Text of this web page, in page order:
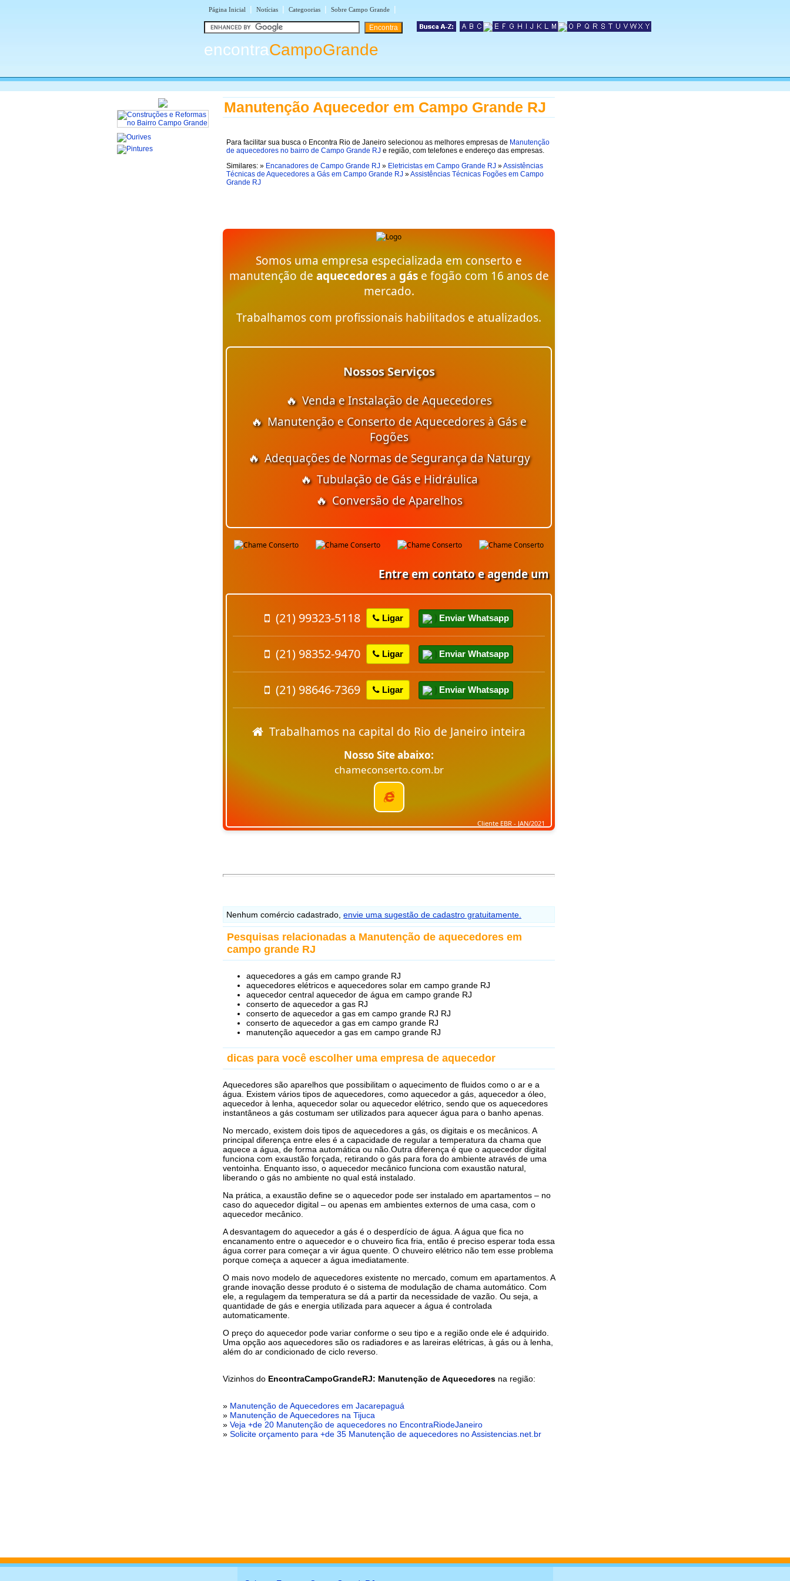
Página Inicial | Notícias | Categoorias | Sobre Campo Grande |
encontraCampoGrande
Manutenção Aquecedor em Campo Grande RJ
Para facilitar sua busca o Encontra Rio de Janeiro selecionou as melhores empresas de Manutenção
de aquecedores no bairro de Campo Grande RJ e região, com telefones e endereço das empresas.
Similares: » Encanadores de Campo Grande RJ » Eletricistas em Campo Grande RJ »Assistências
Técnicas de Aquecedores a Gás em Campo Grande RJ »Assistências Técnicas Fogões em Campo
Grande RJ
Somos uma empresa especializada em conserto e
manutenção de aquecedoresa gáse fogão com 16 anos de
mercado.
Trabalhamos com profissionais habilitados e atualizados.
Nossos Serviços
Venda e Instalação de Aquecedores
Manutenção e Conserto de Aquecedores à Gás e
Fogões
Adequações de Normas de Segurança da Naturgy
Tubulação de Gás e Hidráulica
Conversão de Aparelhos
Entre em contato e agende um orçamento!
(21) 99323-5118 Ligar Enviar Whatsapp
(21) 98352-9470 Ligar Enviar Whatsapp
(21) 98646-7369 Ligar Enviar Whatsapp
Trabalhamos na capital do Rio de Janeiro inteira
Nosso Site abaixo:
chameconserto.com.br
Cliente EBR - JAN/2021
Nenhum comércio cadastrado, envie uma sugestão de cadastro gratuitamente.
Pesquisas relacionadas a Manutenção de aquecedores em
campo grande RJ
aquecedores a gás em campo grande RJ
aquecedores elétricos e aquecedores solar em campo grande RJ
aquecedor central aquecedor de água em campo grande RJ
conserto de aquecedor a gas RJ
conserto de aquecedor a gas em campo grande RJ RJ
conserto de aquecedor a gas em campo grande RJ
manutenção aquecedor a gas em campo grande RJ
dicas para você escolher uma empresa de aquecedor
Aquecedores são aparelhos que possibilitam o aquecimento de fluidos como o ar e a
água. Existem vários tipos de aquecedores, como aquecedor a gás, aquecedor a óleo,
aquecedor à lenha, aquecedor solar ou aquecedor elétrico, sendo que os aquecedores
instantâneos a gás costumam ser utilizados para aquecer água para o banho apenas.
No mercado, existem dois tipos de aquecedores a gás, os digitais e os mecânicos. A
principal diferença entre eles é a capacidade de regular a temperatura da chama que
aquece a água, de forma automática ou não.Outra diferença é que o aquecedor digital
funciona com exaustão forçada, retirando o gás para fora do ambiente através de uma
ventoinha. Enquanto isso, o aquecedor mecânico funciona com exaustão natural,
liberando o gás no ambiente no qual está instalado.
Na prática, a exaustão define se o aquecedor pode ser instalado em apartamentos – no
caso do aquecedor digital – ou apenas em ambientes externos de uma casa, com o
aquecedor mecânico.
A desvantagem do aquecedor a gás é o desperdício de água. A água que fica no
encanamento entre o aquecedor e o chuveiro fica fria, então é preciso esperar toda essa
água correr para começar a vir água quente. O chuveiro elétrico não tem esse problema
porque começa a aquecer a água imediatamente.
O mais novo modelo de aquecedores existente no mercado, comum em apartamentos. A
grande inovação desse produto é o sistema de modulação de chama automático. Com
ele, a regulagem da temperatura se dá a partir da necessidade de vazão. Ou seja, a
quantidade de gás e energia utilizada para aquecer a água é controlada
automaticamente.
O preço do aquecedor pode variar conforme o seu tipo e a região onde ele é adquirido.
Uma opção aos aquecedores são os radiadores e as lareiras elétricas, à gás ou à lenha,
além do ar condicionado de ciclo reverso.
Vizinhos do EncontraCampoGrandeRJ: Manutenção de Aquecedores na região:
» Manutenção de Aquecedores em Jacarepaguá
» Manutenção de Aquecedores na Tijuca
» Veja +de 20 Manutenção de aquecedores no EncontraRiodeJaneiro
» Solicite orçamento para +de 35 Manutenção de aquecedores no Assistencias.net.br